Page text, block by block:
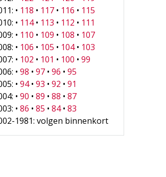
• 118 • 117 • 116 • 115
• 114• 113 • 112 • 111
• 110 • 109 • 108 • 107
• 106 • 105 • 104• 103
• 102 • 101 • 100 •99
•98 •97 •96 •95
•94•93 •92 •91
•90 •89 •88 •87
•86 •85 •84•83
1981: volgen binnenkort